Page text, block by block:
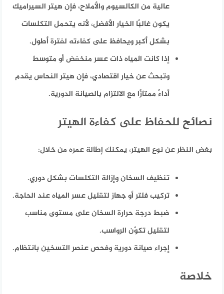
عالية من الكالسيوم والأملاح، فإن هيتر السيراميك
يكون غالبًا الخيار الأفضل، لأنه يتحمل التكلسات
بشكل أكبر ويحافظ على كفاءته لفترة أطول.
إذا كانت المياه ذات عسر منخفض أو متوسط
وتبحث عن خيار اقتصادي، فإن هيتر النحاس يقدم
أداءً ممتازًا مع الالتزام بالصيانة الدورية.
نصائح للحفاظ على كفاءة الهيتر
بغض النظر عن نوع الهيتر، يمكنك إطالة عمره من خلال:
تنظيف السخان وإزالة التكلسات بشكل دوري.
تركيب فلتر أو جهاز لتقليل عسر المياه عند الحاجة.
ضبط درجة حرارة السخان على مستوى مناسب
لتقليل تكوّن الرواسب.
إجراء صيانة دورية وفحص عنصر التسخين بانتظام.
خلاصة